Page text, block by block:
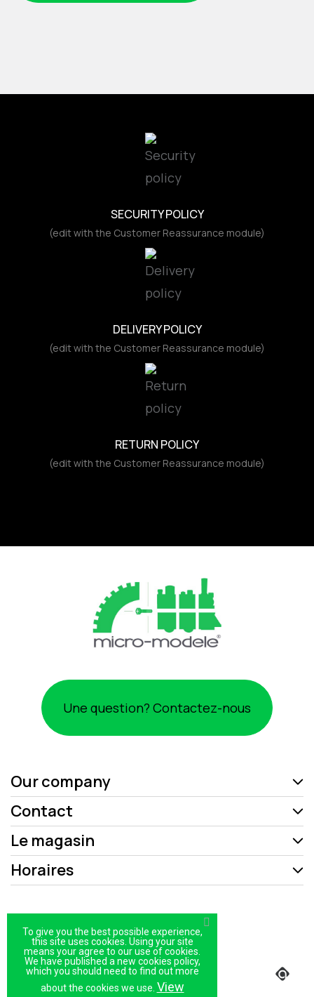
SECURITY POLICY
(edit with the Customer Reassurance module)
DELIVERY POLICY
(edit with the Customer Reassurance module)
RETURN POLICY
(edit with the Customer Reassurance module)
Une question? Contactez-nous
Our company
Contact
Le magasin
Horaires
Politique de confidentialité
Plan du site
Magasin
To give you the best possible experience,
this site uses cookies. Using your site
means your agree to our use of cookies.
We have published a new cookies policy,
which you should need to find out more
about the cookies we use. View